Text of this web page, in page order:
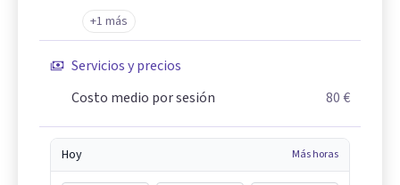
+1 más
Servicios y precios
Costo medio por sesión
80 €
Hoy Más horas